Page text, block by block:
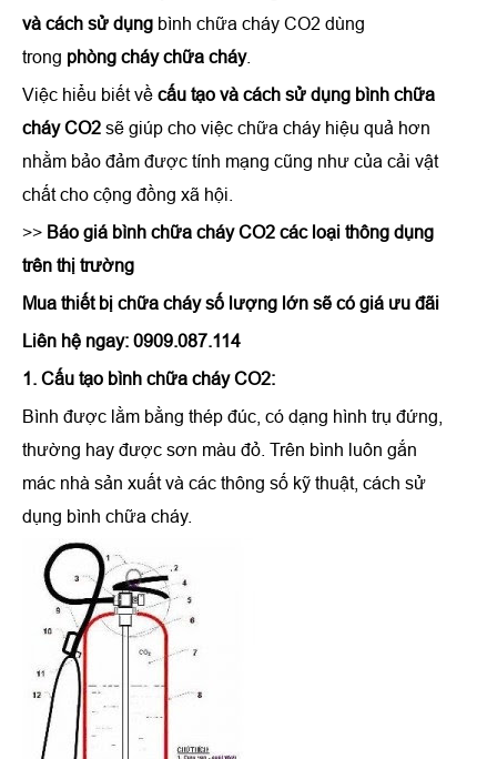
và cách sử dụng bình chữa cháy CO2 dùng
trong phòng cháy chữa cháy.
Việc hiểu biết về cấu tạo và cách sử dụng bình chữa
cháy CO2 sẽ giúp cho việc chữa cháy hiệu quả hơn
nhằm bảo đảm được tính mạng cũng như của cải vật
chất cho cộng đồng xã hội.
>> Báo giá bình chữa cháy CO2 các loại thông dụng
trên thị trường
Mua thiết bị chữa cháy số lượng lớn sẽ có giá ưu đãi
Liên hệ ngay: 0909.087.114
1. Cấu tạo bình chữa cháy CO2:
Bình được lằm bằng thép đúc, có dạng hình trụ đứng,
thường hay được sơn màu đỏ. Trên bình luôn gắn
mác nhà sản xuất và các thông số kỹ thuật, cách sử
dụng bình chữa cháy.